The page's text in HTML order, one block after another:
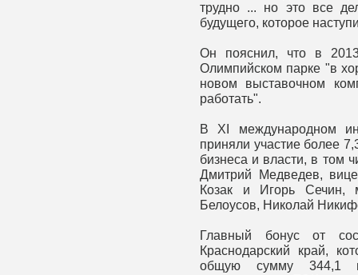
трудно ... но это все
будущего, которое
Он пояснил, что в
Олимпийском парке "в
новом выставочном
работать".
В XI международном
приняли участие более
бизнеса и власти, в том
Дмитрий Медведев,
Козак и Игорь Сечин,
Белоусов, Николай
Главный бонус от
Краснодарский край,
общую сумму 344,1